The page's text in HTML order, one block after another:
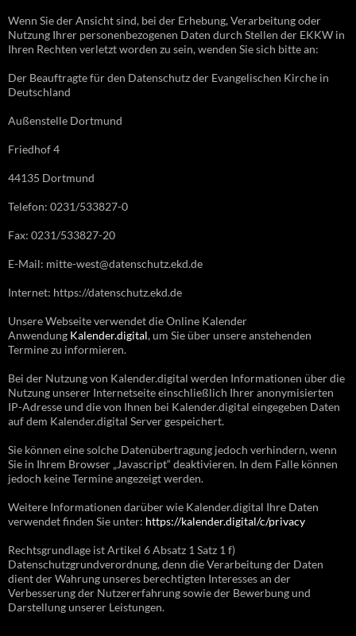
Wenn Sie der Ansicht sind, bei der Erhebung, Verarbeitung oder
Nutzung Ihrer personenbezogenen Daten durch Stellen der EKKW in
Ihren Rechten verletzt worden zu sein, wenden Sie sich bitte an:
Der Beauftragte für den Datenschutz der Evangelischen Kirche in
Deutschland
Außenstelle Dortmund
Friedhof 4
44135 Dortmund
Telefon: 0231/533827-0
Fax: 0231/533827-20
E-Mail: mitte-west@datenschutz.ekd.de
Internet: https://datenschutz.ekd.de
Unsere Webseite verwendet die Online Kalender
Anwendung Kalender.digital, um Sie über unsere anstehenden
Termine zu informieren.
Bei der Nutzung von Kalender.digital werden Informationen über die
Nutzung unserer Internetseite einschließlich Ihrer anonymisierten
IP-Adresse und die von Ihnen bei Kalender.digital eingegeben Daten
auf dem Kalender.digital Server gespeichert.
Sie können eine solche Datenübertragung jedoch verhindern, wenn
Sie in Ihrem Browser „Javascript“ deaktivieren. In dem Falle können
jedoch keine Termine angezeigt werden.
Weitere Informationen darüber wie Kalender.digital Ihre Daten
verwendet finden Sie unter: https://kalender.digital/c/privacy
Rechtsgrundlage ist Artikel 6 Absatz 1 Satz 1 f)
Datenschutzgrundverordnung, denn die Verarbeitung der Daten
dient der Wahrung unseres berechtigten Interesses an der
Verbesserung der Nutzererfahrung sowie der Bewerbung und
Darstellung unserer Leistungen.